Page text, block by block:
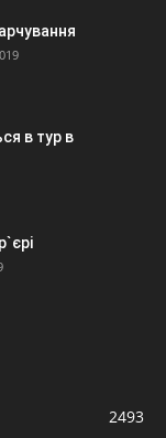
в тур в
2493